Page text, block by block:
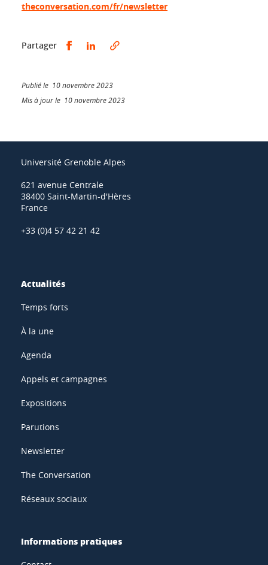
theconversation.com/fr/newsletter
Partager Partager sur Facebook
Partager sur LinkedIn
Publié le 10 novembre 2023
Mis à jour le 10 novembre 2023
Université Grenoble Alpes
621 avenue Centrale
38400 Saint-Martin-d'Hères
France
+33 (0)4 57 42 21 42
Actualités
Temps forts
À la une
Agenda
Appels et campagnes
Expositions
Parutions
Newsletter
The Conversation
Réseaux sociaux
Informations pratiques